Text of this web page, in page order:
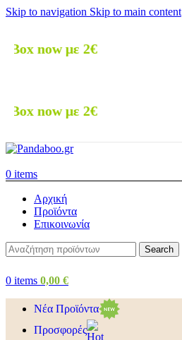
Skip to navigation Skip to main content
0 items
Αρχική
Προϊόντα
Επικοινωνία
Search
0 items 0,00 €
Νέα Προϊόντα
Προσφορές